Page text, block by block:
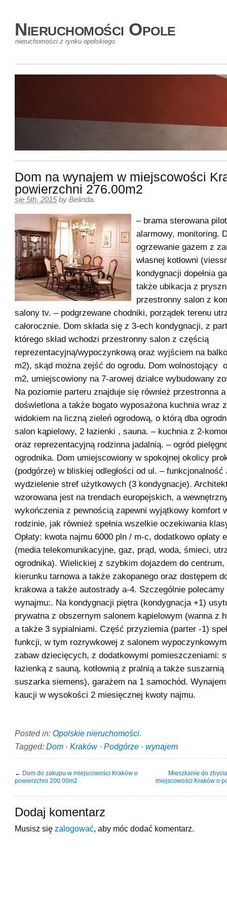
Nieruchomości Opole
nieruchomości z rynku opolskiego
Dom na wynajem w miejscowości
powierzchni 276.00m2
sie 5th, 2015 by Belinda.
– brama sterowana
alarmowy, monitoring.
ogrzewanie gazem z
własnej kotłowni
kondygnacji dopełnia
także ubikacja z
przestronny salon z
salony tv. – podgrzewane chodniki, porządek terenu
całorocznie. Dom składa się z 3-ech kondygnacji, z
którego skład wchodzi przestronny salon z częścią
reprezentacyjną/wypoczynkową oraz wyjściem na
m2), skąd można zejść do ogrodu. Dom wolnostojący
m2, umiejscowiony na 7-arowej działce wybudowany
Na poziomie parteru znajduje się również przestronna a
doświetlona a także bogato wyposażona kuchnia wraz
widokiem na liczną zieleń ogrodową, o którą dba
salon kąpielowy, 2 łazienki , sauna. – kuchnia z 2-
oraz reprezentacyjną rodzinna jadalnią. – ogród
ogrodnika. Dom umiejscowiony w spokojnej okolicy
(podgórze) w bliskiej odległości od ul. – funkcjonalność
wydzielenie stref użytkowych (3 kondygnacje).
wzorowana jest na trendach europejskich, a
wykończenia z pewnością zapewni wyjątkowy komfort
rodzinie, jak również spełnia wszelkie oczekiwania
Opłaty: kwota najmu 6000 pln / m-c, dodatkowo opłaty
(media telekomunikacyjne, gaz, prąd, woda, śmieci,
ogrodnika). Wielickiej z szybkim dojazdem do centrum,
kierunku tarnowa a także zakopanego oraz dostępem
krakowa a także autostrady a-4. Szczególnie polecamy
wynajmu:. Na kondygnacji piętra (kondygnacja +1)
prywatna z obszernym salonem kąpielowym (wanna z
a także 3 sypialniami. Część przyziemia (parter -1)
funkcji, w tym rozrywkowej z salonem
zabaw dziecięcych, z dodatkowymi pomieszczeniami:
łazienką z sauną, kotłownią z pralnią a także
suszarka siemens), garażem na 1 samochód.
kaucji w wysokości 2 miesięcznej kwoty najmu.
Posted in: Opolskie nieruchomości.
Tagged: Dom · Kraków· Podgórze · wynajem
← Dom do zakupu w miejscowości Kraków o
powierzchni 200.00m2
Mieszkanie do
miejscowości Kraków o
Dodaj komentarz
Musisz się zalogować , aby móc dodać komentarz.